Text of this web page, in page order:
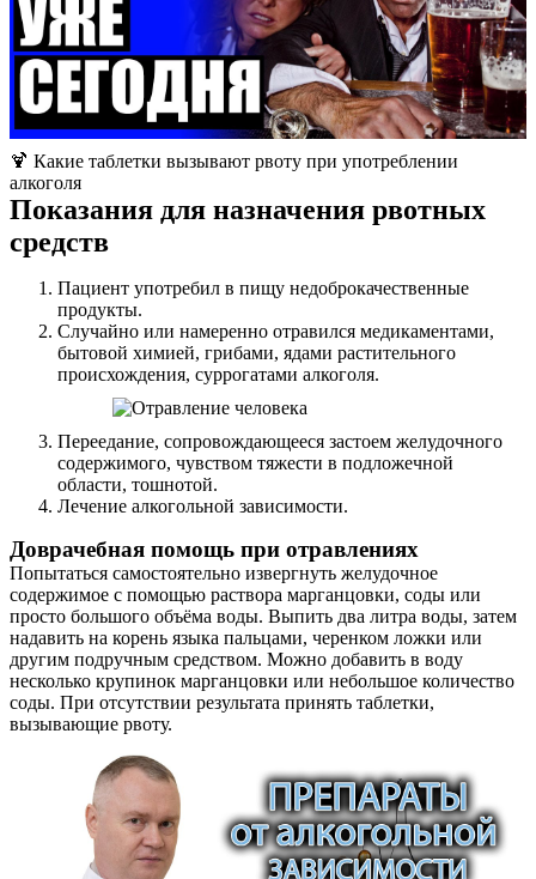
🍹 Какие таблетки вызывают рвоту при употреблении
алкоголя
Показания для назначения рвотных
средств
Пациент употребил в пищу недоброкачественные
продукты.
Случайно или намеренно отравился медикаментами,
бытовой химией, грибами, ядами растительного
происхождения, суррогатами алкоголя.
Переедание, сопровождающееся застоем желудочного
содержимого, чувством тяжести в подложечной
области, тошнотой.
Лечение алкогольной зависимости.
Доврачебная помощь при отравлениях
Попытаться самостоятельно извергнуть желудочное
содержимое с помощью раствора марганцовки, соды или
просто большого объёма воды. Выпить два литра воды, затем
надавить на корень языка пальцами, черенком ложки или
другим подручным средством. Можно добавить в воду
несколько крупинок марганцовки или небольшое количество
соды. При отсутствии результата принять таблетки,
вызывающие рвоту.